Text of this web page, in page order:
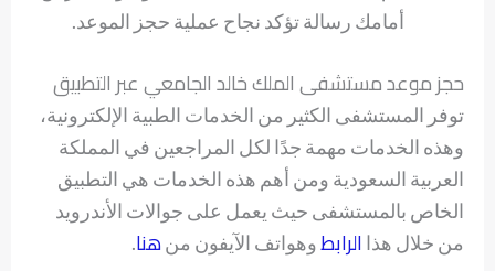
أمامك رسالة تؤكد نجاح عملية حجز الموعد.
حجز موعد مستشفى الملك خالد الجامعي عبر التطبيق
توفر المستشفى الكثير من الخدمات الطبية الإلكترونية،
وهذه الخدمات مهمة جدًا لكل المراجعين في المملكة
العربية السعودية ومن أهم هذه الخدمات هي التطبيق
الخاص بالمستشفى حيث يعمل على جوالات الأندرويد
من خلال هذا الرابطوهواتف الآيفون منهنا.